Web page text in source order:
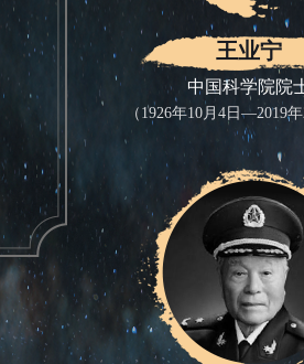
王业宁
中国科学院院
（1926年10月4日—2019年